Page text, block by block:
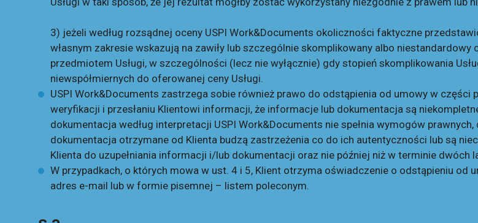
3) jeżeli według rozsądnej oceny USPI Work&Documents okoliczności faktyczne
własnym zakresie wskazują na zawiły lub szczególnie skomplikowany albo
przedmiotem Usługi, w szczególności (lecz nie wyłącznie) gdy stopień skomplikowania
niewspółmiernych do oferowanej ceny Usługi.
USPI Work&Documents zastrzega sobie również prawo do odstąpienia od umowy w części
weryfikacji i przesłaniu Klientowi informacji, że informacje lub dokumentacja są
dokumentacja według interpretacji USPI Work&Documents nie spełnia wymogów
dokumentacja otrzymane od Klienta budzą zastrzeżenia co do ich autentyczności lub są
Klienta do uzupełniania informacji i/lub dokumentacji oraz nie później niż w terminie dwóch
W przypadkach, o których mowa w ust. 4 i 5, Klient otrzyma oświadczenie o odstąpieniu od
adres e-mail lub w formie pisemnej – listem poleconym.